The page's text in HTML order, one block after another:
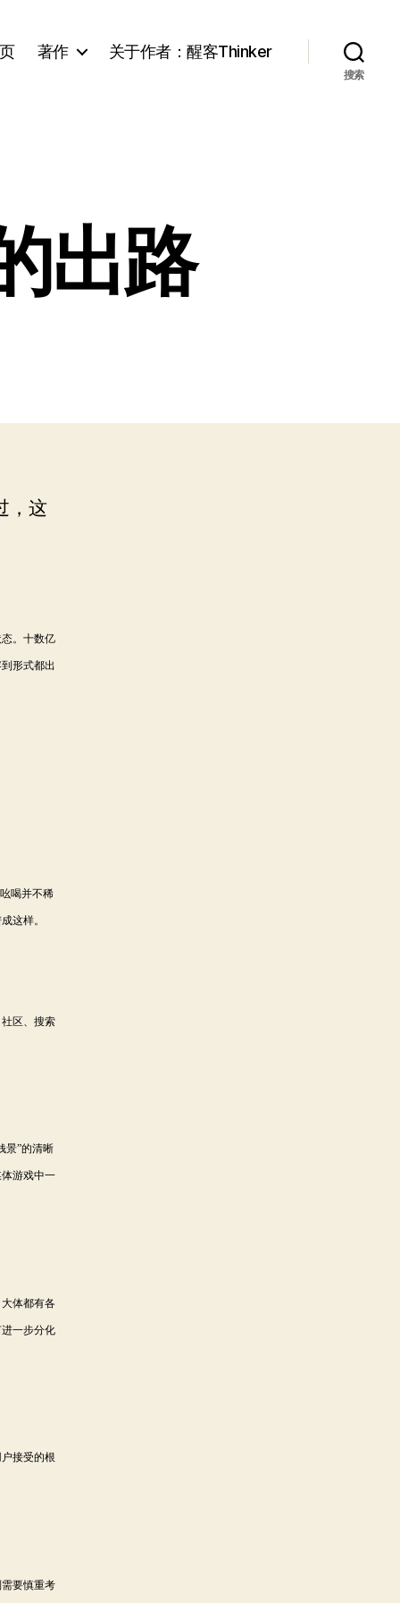
著作 关于作者：醒客Thinker
搜索
出路
，这
。十数亿
形式都出
喝并不稀
这样。
区、搜索
景”的清晰
游戏中一
体都有各
一步分化
接受的根
要慎重考